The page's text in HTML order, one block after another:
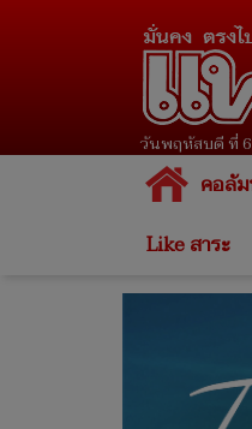
วันพฤหัสบดี ที่
คอลั
Like สาระ